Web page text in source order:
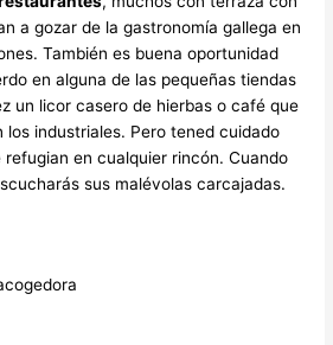
a gozar de la gastronomía gallega en
También es buena oportunidad
en alguna de las pequeñas tiendas
un licor casero de hierbas o café que
los industriales. Pero tened cuidado
refugian en cualquier rincón. Cuando
sus malévolas carcajadas.